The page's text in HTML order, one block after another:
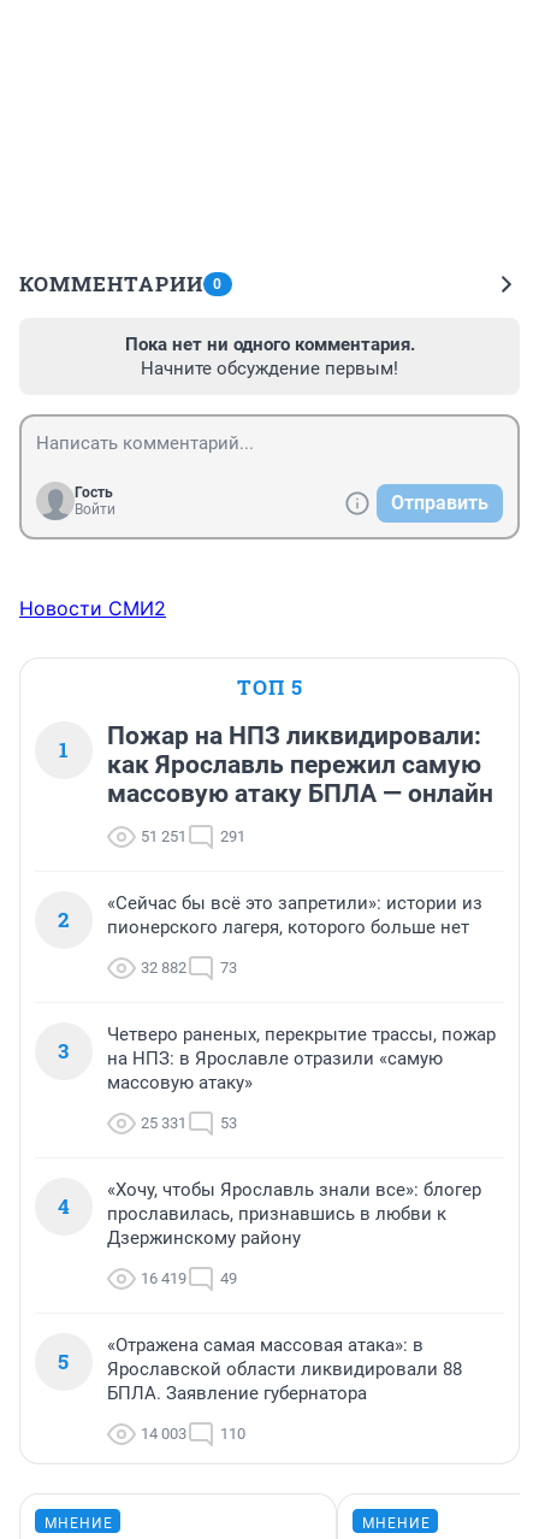
КОММЕНТАРИИ 0
Пока нет ни одного комментария.
Начните обсуждение первым!
Гость
Войти
Отправить
Новости СМИ2
ТОП 5
1
Пожар на НПЗ ликвидировали:
как Ярославль пережил самую
массовую атаку БПЛА — онлайн
51 251 291
2
«Сейчас бы всё это запретили»: истории из
пионерского лагеря, которого больше нет
32 882 73
3
Четверо раненых, перекрытие трассы, пожар
на НПЗ: в Ярославле отразили «самую
массовую атаку»
25 331 53
4
«Хочу, чтобы Ярославль знали все»: блогер
прославилась, признавшись в любви к
Дзержинскому району
16 419 49
5
«Отражена самая массовая атака»: в
Ярославской области ликвидировали 88
БПЛА. Заявление губернатора
14 003 110
МНЕНИЕ МНЕНИЕ